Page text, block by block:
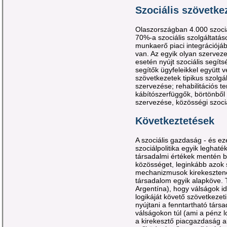
Szociális
Olaszországban 4.000
70%-a szociális
munkaerő piaci
van. Az egyik olyan
esetén nyújt szociális
segítők ügyfeleikkel együtt
szövetkezetek tipikus
szervezése; rehabilitációs
kábítószerfüggők,
szervezése, közösségi
Következtetések
A szociális gazdaság - és
szociálpolitika egyik
társadalmi értékek mentén
közösséget, leginkább
mechanizmusok
társadalom egyik alapköve.
Argentína), hogy válságok
logikáját követő
nyújtani a fenntartható
válságokon túl (ami a pénz
a kirekesztő piacgazdaság